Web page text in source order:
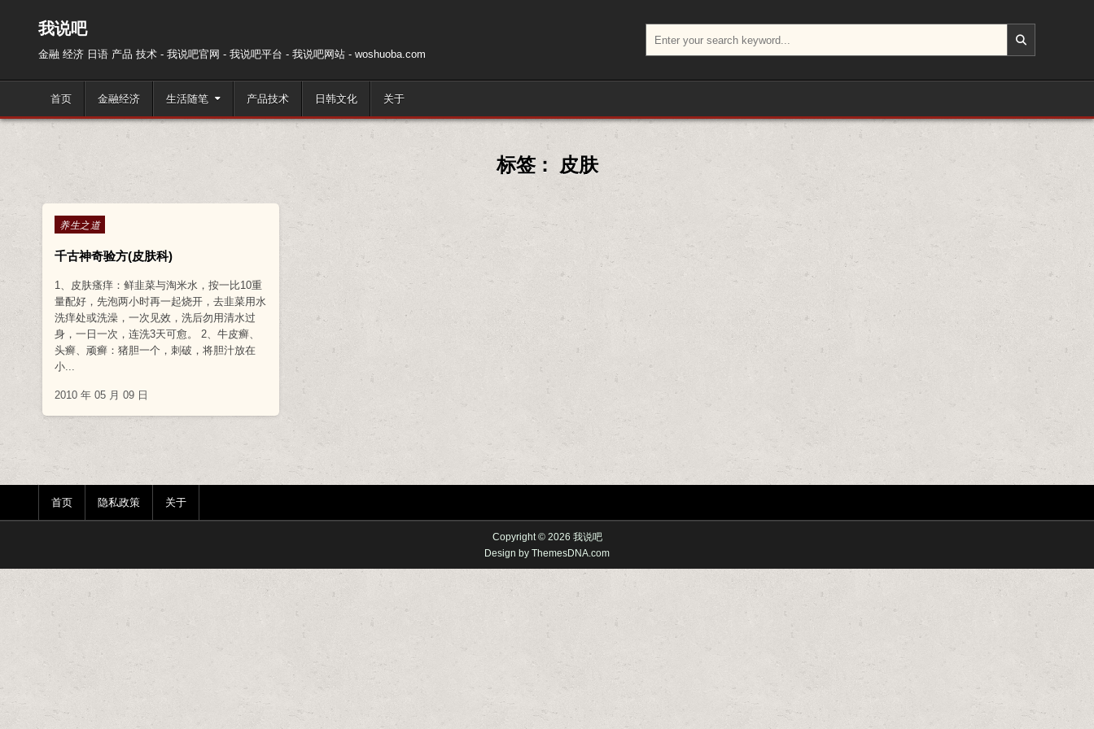
我说吧
金融 经济 日语 产品 技术 - 我说吧官网 - 我说吧平台 - 我说吧网站 - woshuoba.com
首页 金融经济 生活随笔 产品技术 日韩文化 关于
标签： 皮肤
Posted in
养生之道
千古神奇验方(皮肤科)
1、皮肤瘙痒：鲜韭菜与淘米水，按一比10重
量配好，先泡两小时再一起烧开，去韭菜用水
洗痒处或洗澡，一次见效，洗后勿用清水过
身，一日一次，连洗3天可愈。 2、牛皮癣、
头癣、顽癣：猪胆一个，刺破，将胆汁放在
小...
2010 年 05 月 09 日
首页 隐私政策 关于
Copyright © 2026 我说吧
Design by ThemesDNA.com